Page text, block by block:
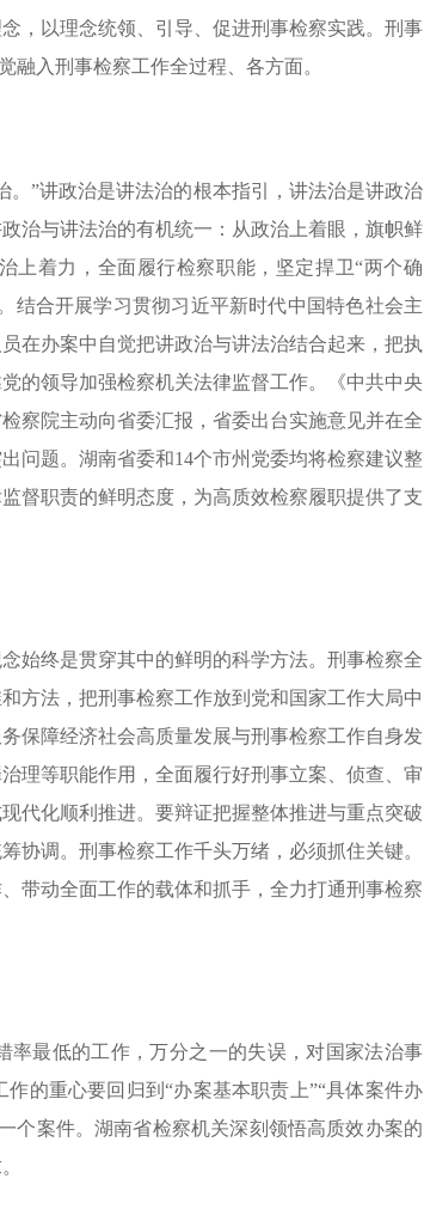
，以理念统领、引导、促进刑事检察实践。刑事
融入刑事检察工作全过程、各方面。
”讲政治是讲法治的根本指引，讲法治是讲政治
治与讲法治的有机统一：从政治上着眼，旗帜鲜
上着力，全面履行检察职能，坚定捍卫“两个确
结合开展学习贯彻习近平新时代中国特色社会主
在办案中自觉把讲政治与讲法治结合起来，把执
的领导加强检察机关法律监督工作。《中共中央
察院主动向省委汇报，省委出台实施意见并在全
问题。湖南省委和14个市州党委均将检察建议整
督职责的鲜明态度，为高质效检察履职提供了支
始终是贯穿其中的鲜明的科学方法。刑事检察全
方法，把刑事检察工作放到党和国家工作大局中
保障经济社会高质量发展与刑事检察工作自身发
理等职能作用，全面履行好刑事立案、侦查、审
代化顺利推进。要辩证把握整体推进与重点突破
协调。刑事检察工作千头万绪，必须抓住关键。
带动全面工作的载体和抓手，全力打通刑事检察
最低的工作，万分之一的失误，对国家法治事
的重心要回归到“办案基本职责上”“具体案件办
个案件。湖南省检察机关深刻领悟高质效办案的